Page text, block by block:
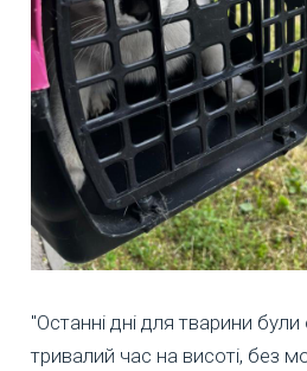
"Останні дні для тварини
тривалий час на висоті, без